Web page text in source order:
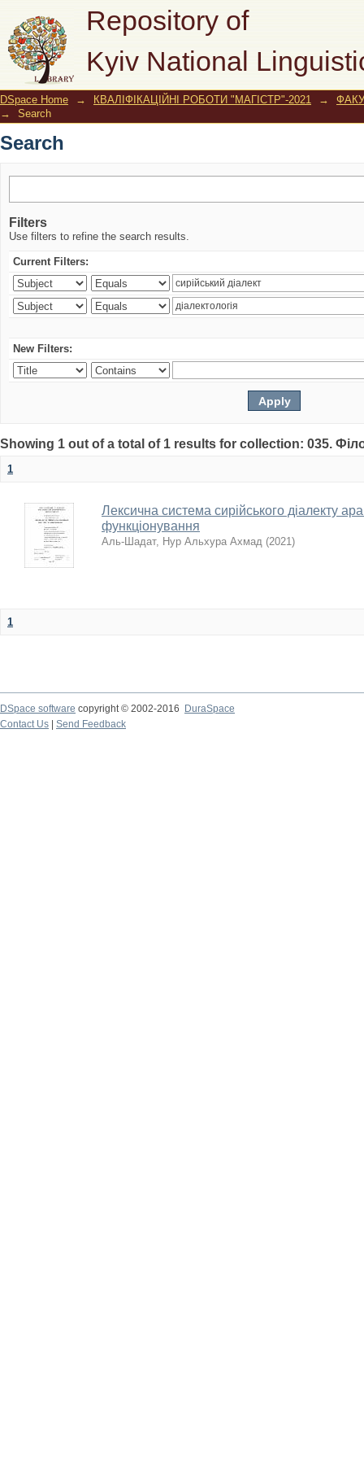
Repository of
Kyiv National
Search
DSpace Home → КВАЛІФІКАЦІЙНІ РОБОТИ "МАГІСТР"-2021 →
→
Search
Search
Filters
Use filters to refine the search results.
Current Filters:
New Filters:
Showing 1 out of a total of 1 results for collection: 035.
1
Лексична система сирійського діалекту
функціонування
Аль-Шадат, Нур Альхура Ахмад (2021)
1
DSpace software copyright © 2002-2016
DuraSpace
Contact Us
Send Feedback